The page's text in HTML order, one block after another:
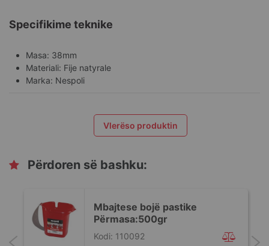
Specifikime teknike
Masa: 38mm
Materiali: Fije natyrale
Marka: Nespoli
Vlerëso produktin
Përdoren së bashku:
Mbajtese bojë pastike
Përmasa:500gr
Kodi: 110092